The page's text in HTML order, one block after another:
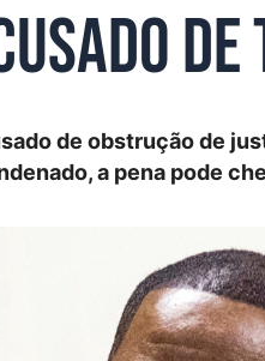
de obstrução de
a pena pode